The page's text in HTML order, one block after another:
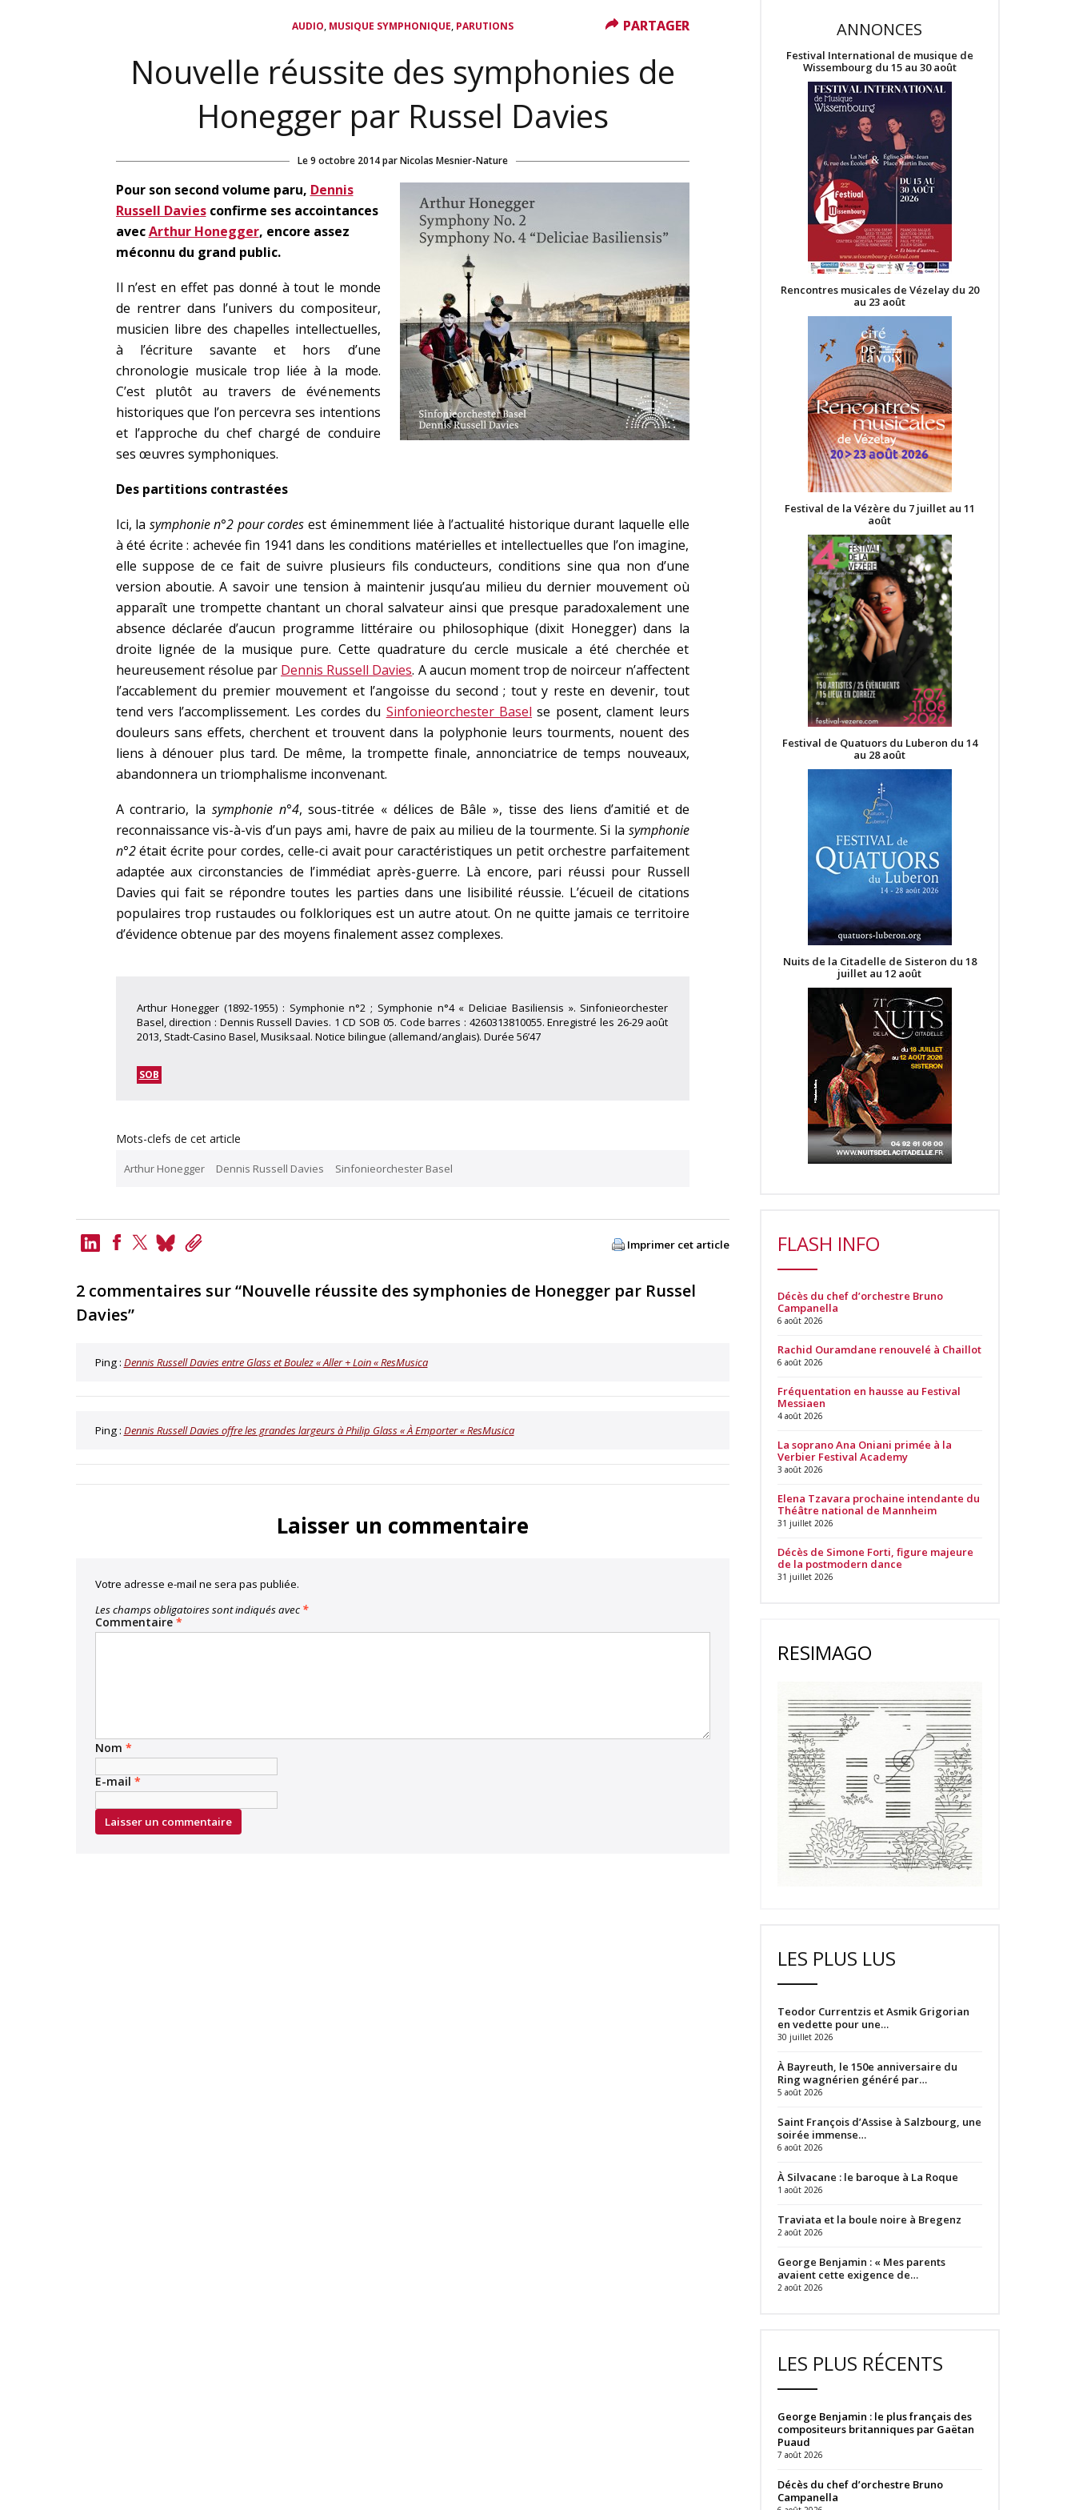
AUDIO, MUSIQUE SYMPHONIQUE, PARUTIONS
Nouvelle réussite des symphonies de
Honegger par Russel Davies
Le9 octobre 2014 par Nicolas Mesnier-Nature
Pour son second volume paru, Dennis
Russell Daviesconfirme ses accointances
avecArthur Honegger, encore assez
méconnu du grand public.
Il n’est en effet pas donné à tout le monde
de rentrer dans l’univers du compositeur,
musicien libre des chapelles intellectuelles,
à l’écriture savante et hors d’une
chronologie musicale trop liée à la mode.
C’est plutôt au travers de événements
historiques que l’on percevra ses intentions
et l’approche du chef chargé de conduire
ses œuvres symphoniques.
Des partitions contrastées
Ici, la symphonie n°2 pour cordes est éminemment liée à l’actualité historique durant laquelle elle
à été écrite : achevée fin 1941 dans les conditions matérielles et intellectuelles que l’on imagine,
elle suppose de ce fait de suivre plusieurs fils conducteurs, conditions sine qua non d’une
version aboutie. A savoir une tension à maintenir jusqu’au milieu du dernier mouvement où
apparaît une trompette chantant un choral salvateur ainsi que presque paradoxalement une
absence déclarée d’aucun programme littéraire ou philosophique (dixit Honegger) dans la
droite lignée de la musique pure. Cette quadrature du cercle musicale a été cherchée et
heureusement résolue par Dennis Russell Davies. A aucun moment trop de noirceur n’affectent
l’accablement du premier mouvement et l’angoisse du second ; tout y reste en devenir, tout
tend vers l’accomplissement. Les cordes du Sinfonieorchester Basel se posent, clament leurs
douleurs sans effets, cherchent et trouvent dans la polyphonie leurs tourments, nouent des
liens à dénouer plus tard. De même, la trompette finale, annonciatrice de temps nouveaux,
abandonnera un triomphalisme inconvenant.
A contrario, la symphonie n°4, sous-titrée « délices de Bâle », tisse des liens d’amitié et de
reconnaissance vis-à-vis d’un pays ami, havre de paix au milieu de la tourmente. Si la symphonie
n°2était écrite pour cordes, celle-ci avait pour caractéristiques un petit orchestre parfaitement
adaptée aux circonstancies de l’immédiat après-guerre. Là encore, pari réussi pour Russell
Davies qui fait se répondre toutes les parties dans une lisibilité réussie. L’écueil de citations
populaires trop rustaudes ou folkloriques est un autre atout. On ne quitte jamais ce territoire
d’évidence obtenue par des moyens finalement assez complexes.
PARTAGER
Arthur Honegger (1892-1955) : Symphonie n°2 ; Symphonie n°4 « Deliciae Basiliensis ». Sinfonieorchester
Basel, direction : Dennis Russell Davies. 1 CD SOB 05. Code barres : 4260313810055. Enregistré les 26-29 août
2013, Stadt-Casino Basel, Musiksaal. Notice bilingue (allemand/anglais). Durée 56’47
PARTAGER
SOB
Mots-clefs de cet article
Arthur Honegger Dennis Russell Davies Sinfonieorchester Basel
LinkedIn
BlueskyCopy
Imprimer cet article
2 commentaires sur “Nouvelle réussite des symphonies de Honegger par Russel
Davies”
Ping : Dennis Russell Davies entre Glass et Boulez « Aller + Loin « ResMusica
Ping : Dennis Russell Davies offre les grandes largeurs à Philip Glass « À Emporter « ResMusica
Laisser un commentaire
Votre adresse e-mail ne sera pas publiée.
Les champs obligatoires sont indiqués avec *
Commentaire *
Nom *
E-mail *
ANNONCES
Festival International de musique de
Wissembourg du 15 au 30 août
Rencontres musicales de Vézelay du 20
au 23 août
Festival de la Vézère du 7 juillet au 11
août
Festival de Quatuors du Luberon du 14
au 28 août
Nuits de la Citadelle de Sisteron du 18
juillet au 12 août
FLASH INFO
Décès du chef d’orchestre Bruno
Campanella
6 août 2026
Rachid Ouramdane renouvelé à Chaillot
6 août 2026
Fréquentation en hausse au Festival
Messiaen
4 août 2026
La soprano Ana Oniani primée à la
Verbier Festival Academy
3 août 2026
Elena Tzavara prochaine intendante du
Théâtre national de Mannheim
31 juillet 2026
Décès de Simone Forti, figure majeure
de la postmodern dance
31 juillet 2026
RESIMAGO
LES PLUS LUS
Teodor Currentzis et Asmik Grigorian
en vedette pour une…
30 juillet 2026
À Bayreuth, le 150e anniversaire du
Ring wagnérien généré par…
5 août 2026
Saint François d’Assise à Salzbourg, une
soirée immense…
6 août 2026
À Silvacane : le baroque à La Roque
1 août 2026
Traviata et la boule noire à Bregenz
2 août 2026
George Benjamin : « Mes parents
avaient cette exigence de…
2 août 2026
LES PLUS RÉCENTS
George Benjamin : le plus français des
compositeurs britanniques par Gaëtan
Puaud
7 août 2026
Décès du chef d’orchestre Bruno
Campanella